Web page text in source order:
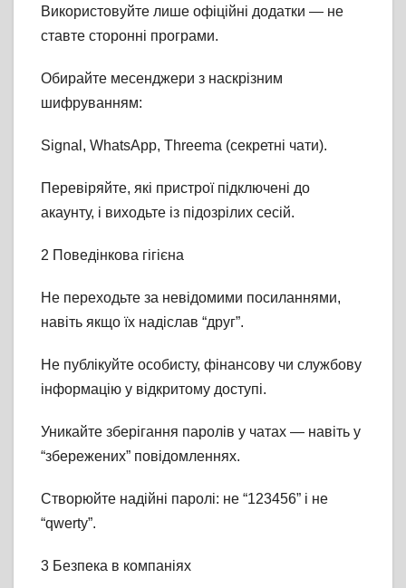
Використовуйте лише офіційні додатки — не
ставте сторонні програми.
Обирайте месенджери з наскрізним
шифруванням:
Signal, WhatsApp, Threema (секретні чати).
Перевіряйте, які пристрої підключені до
акаунту, і виходьте із підозрілих сесій.
2 Поведінкова гігієна
Не переходьте за невідомими посиланнями,
навіть якщо їх надіслав “друг”.
Не публікуйте особисту, фінансову чи службову
інформацію у відкритому доступі.
Уникайте зберігання паролів у чатах — навіть у
“збережених” повідомленнях.
Створюйте надійні паролі: не “123456” і не
“qwerty”.
3 Безпека в компаніях